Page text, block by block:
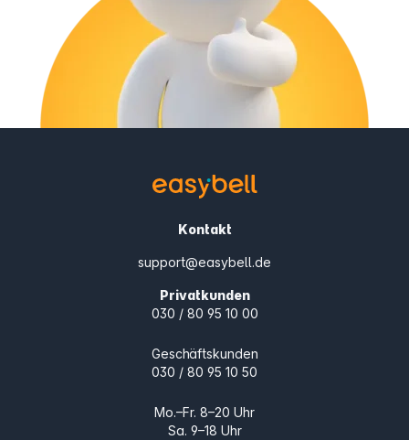
Kontakt
support@easybell.de
Privatkunden
030 / 80 95 10 00
Geschäftskunden
030 / 80 95 10 50
Mo.–Fr. 8–20 Uhr
Sa. 9–18 Uhr